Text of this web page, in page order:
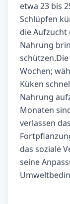
etwa 23 bis
Schlüpfen
die Aufzucht
Nahrung
Wochen;
Küken
Nahrung
Monaten
verlassen
das soziale
seine